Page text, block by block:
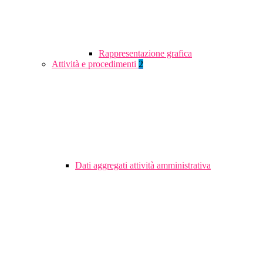
Rappresentazione grafica
Attività e procedimenti 2
Dati aggregati attività amministrativa